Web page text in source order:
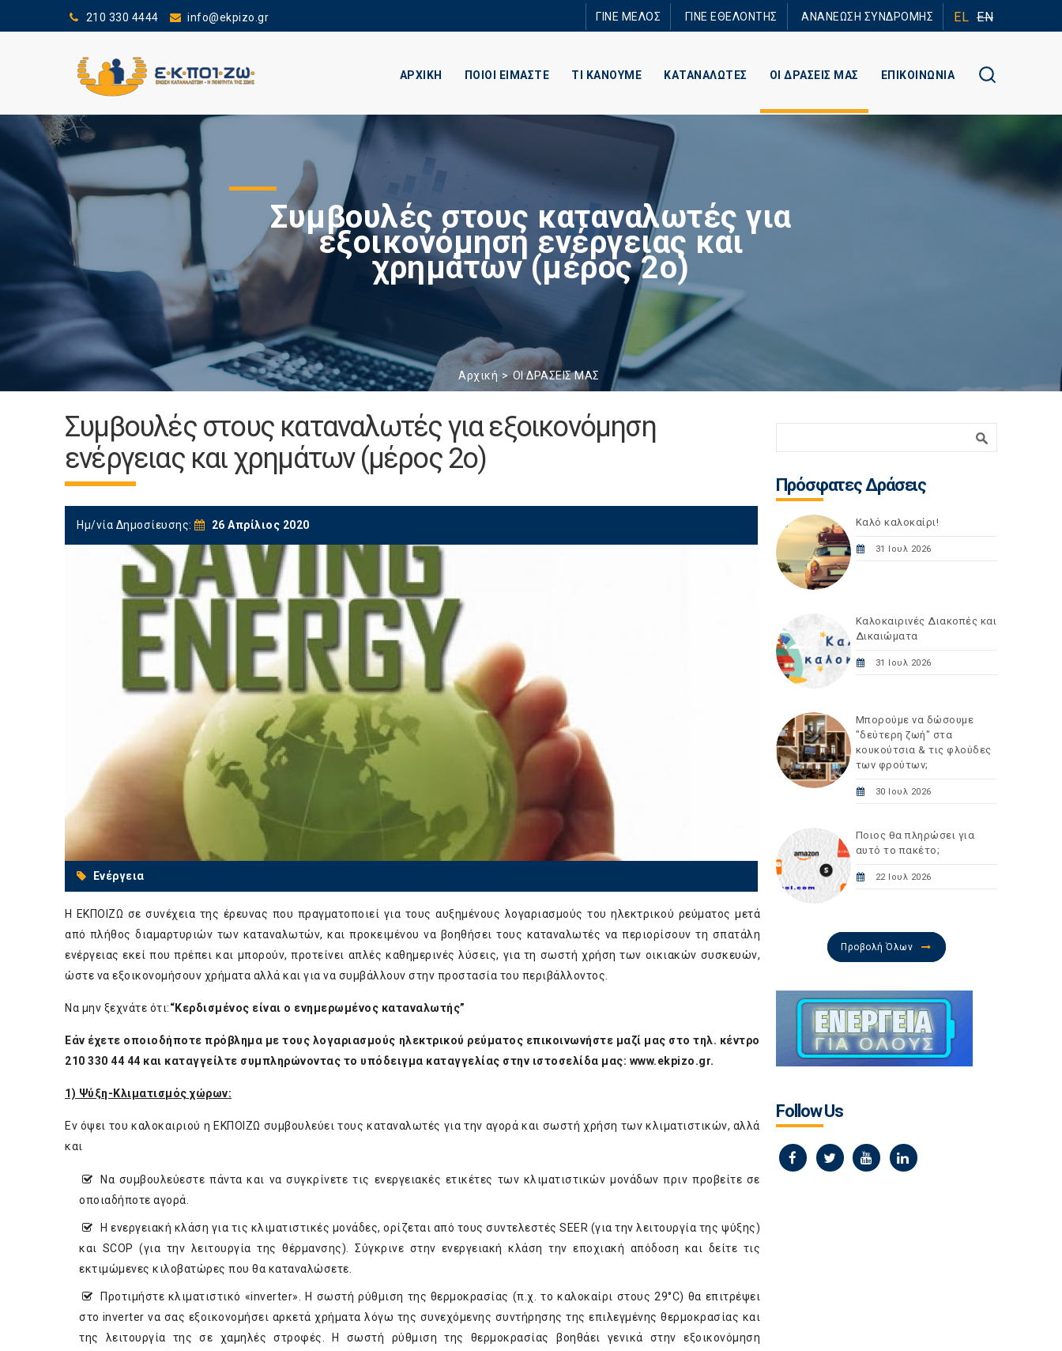
210 330 4444 info@ekpizo.gr ΓΙΝΕ ΜΕΛΟΣ ΓΙΝΕ ΕΘΕΛΟΝΤΗΣ ΑΝΑΝΕΩΣΗ ΣΥΝΔΡΟΜΗΣ EL EN
ΑΡΧΙΚΗ ΠΟΙΟΙ ΕΙΜΑΣΤΕ ΤΙ ΚΑΝΟΥΜΕ ΚΑΤΑΝΑΛΩΤΕΣ ΟΙ ΔΡΑΣΕΙΣ ΜΑΣ ΕΠΙΚΟΙΝΩΝΙΑ
Συμβουλές στους καταναλωτές για
εξοικονόμηση ενέργειας και
χρημάτων (μέρος 2ο)
Αρχική ΟΙ ΔΡΑΣΕΙΣ ΜΑΣ
Συμβουλές στους καταναλωτές για εξοικονόμηση
ενέργειας και χρημάτων (μέρος 2ο)
Ημ/νία Δημοσίευσης: 26 Απρίλιος 2020
Ενέργεια
Η ΕΚΠΟΙΖΩ σε συνέχεια της έρευνας που πραγματοποιεί για τους αυξημένους λογαριασμούς του ηλεκτρικού ρεύματος μετά
από πλήθος διαμαρτυριών των καταναλωτών, και προκειμένου να βοηθήσει τους καταναλωτές να περιορίσουν τη σπατάλη
ενέργειας εκεί που πρέπει και μπορούν, προτείνει απλές καθημερινές λύσεις, για τη σωστή χρήση των οικιακών συσκευών,
ώστε να εξοικονομήσουν χρήματα αλλά και για να συμβάλλουν στην προστασία του περιβάλλοντος.
Να μην ξεχνάτε ότι:“Κερδισμένος είναι ο ενημερωμένος καταναλωτής”
Εάν έχετε οποιοδήποτε πρόβλημα με τους λογαριασμούς ηλεκτρικού ρεύματος επικοινωνήστε μαζί μας στο τηλ. κέντρο
210 330 44 44 και καταγγείλτε συμπληρώνοντας το υπόδειγμα καταγγελίας στην ιστοσελίδα μας: www.ekpizo.gr.
1) Ψύξη-Κλιματισμός χώρων:
Εν όψει του καλοκαιριού η ΕΚΠΟΙΖΩ συμβουλεύει τους καταναλωτές για την αγορά και σωστή χρήση των κλιματιστικών, αλλά
και
Να συμβουλεύεστε πάντα και να συγκρίνετε τις ενεργειακές ετικέτες των κλιματιστικών μονάδων πριν προβείτε σε
οποιαδήποτε αγορά.
Η ενεργειακή κλάση για τις κλιματιστικές μονάδες, ορίζεται από τους συντελεστές SEER (για την λειτουργία της ψύξης)
και SCOP (για την λειτουργία της θέρμανσης). Σύγκρινε στην ενεργειακή κλάση την εποχιακή απόδοση και δείτε τις
εκτιμώμενες κιλοβατώρες που θα καταναλώσετε.
Προτιμήστε κλιματιστικό «inverter». Η σωστή ρύθμιση της θερμοκρασίας (π.χ. το καλοκαίρι στους 29°C) θα επιτρέψει
στο inverter να σας εξοικονομήσει αρκετά χρήματα λόγω της συνεχόμενης συντήρησης της επιλεγμένης θερμοκρασίας και
της λειτουργία της σε χαμηλές στροφές. Η σωστή ρύθμιση της θερμοκρασίας βοηθάει γενικά στην εξοικονόμηση
Πρόσφατες Δράσεις
Καλό καλοκαίρι!
31 Ιουλ 2026
Καλοκαιρινές Διακοπές και
Δικαιώματα
31 Ιουλ 2026
Μπορούμε να δώσουμε
"δεύτερη ζωή" στα
κουκούτσια & τις φλούδες
των φρούτων;
30 Ιουλ 2026
Ποιος θα πληρώσει για
αυτό το πακέτο;
22 Ιουλ 2026
Προβολή Όλων
Follow Us